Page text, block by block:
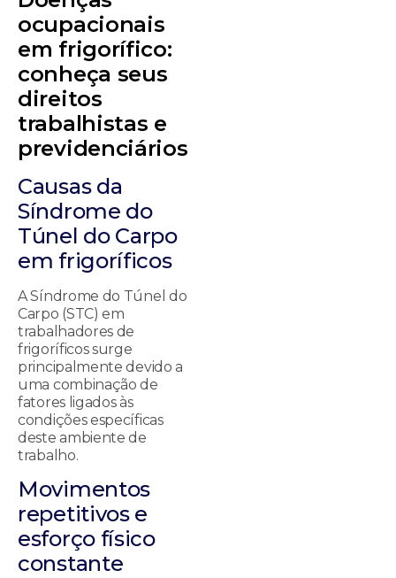
ocupacionais
em frigorífico:
conheça seus
direitos
trabalhistas e
previdenciários
Causas da
Síndrome do
Túnel do Carpo
em frigoríficos
A Síndrome do Túnel do
Carpo (STC) em
trabalhadores de
frigoríficos surge
principalmente devido a
uma combinação de
fatores ligados às
condições específicas
deste ambiente de
trabalho.
Movimentos
repetitivos e
esforço físico
constante